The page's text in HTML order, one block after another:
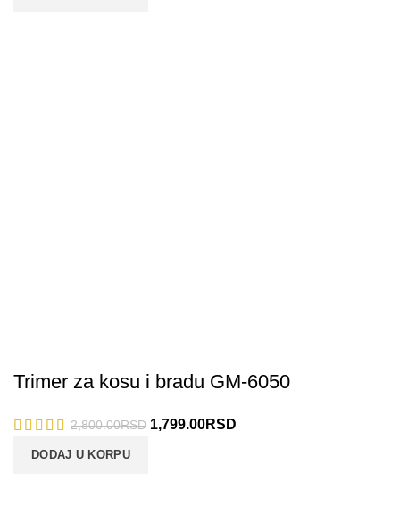
Trimer za kosu i bradu GM-6050
2,800.00RSD 1,799.00RSD
DODAJ U KORPU